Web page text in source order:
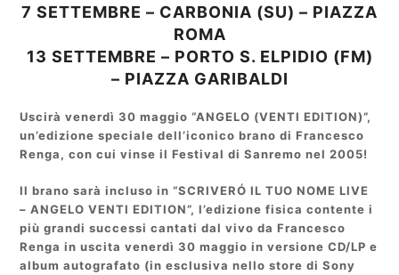
7 SETTEMBRE – CARBONIA (SU) – PIAZZA
ROMA
13 SETTEMBRE – PORTO S. ELPIDIO (FM)
– PIAZZA GARIBALDI
Uscirà venerdì 30 maggio “ANGELO (VENTI EDITION)”,
un’edizione speciale dell’iconico brano di Francesco
Renga, con cui vinse il Festival di Sanremo nel 2005!
Il brano sarà incluso in “SCRIVERÓ IL TUO NOME LIVE
– ANGELO VENTI EDITION”, l’edizione fisica contente i
più grandi successi cantati dal vivo da Francesco
Renga in uscita venerdì 30 maggio in versione CD/LP e
album autografato (in esclusiva nello store di Sony